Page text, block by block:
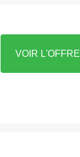
VOIR L'OFFRE